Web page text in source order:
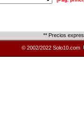
** Precios
© 2002/2022 Solo10.com